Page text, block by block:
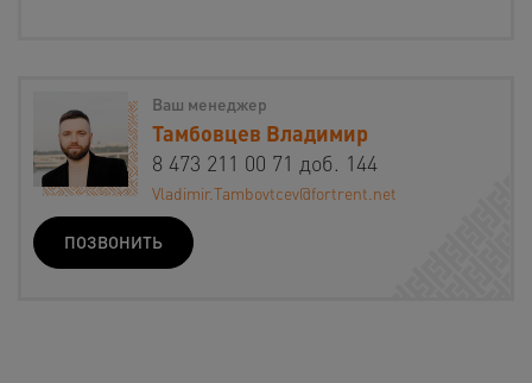
Ваш менеджер
Тамбовцев Владимир
8 473 211 00 71 доб. 144
Vladimir.Tambovtcev@fortrent.net
ПОЗВОНИТЬ